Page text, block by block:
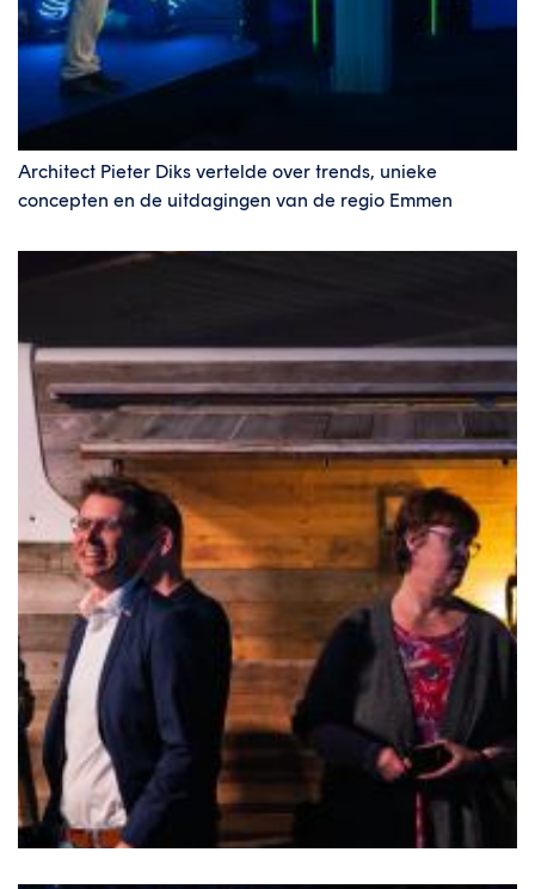
Architect Pieter Diks vertelde over trends, unieke
concepten en de uitdagingen van de regio Emmen